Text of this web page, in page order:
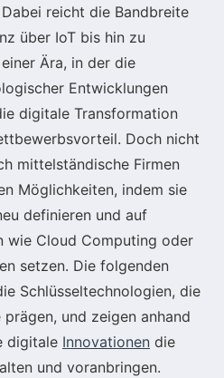
reicht die Bandbreite
über IoT bis hin zu
Ära, in der die
Entwicklungen
digitale Transformation
Doch nicht
mittelständische Firmen
Möglichkeiten, indem sie
definieren und auf
wie Cloud Computing oder
setzen. Die folgenden
Schlüsseltechnologien, die
und zeigen anhand
digitale Innovationen die
und voranbringen.